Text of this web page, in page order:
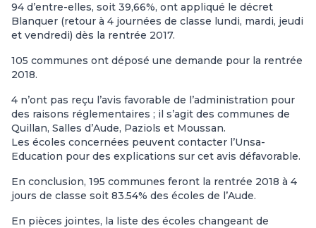
94 d’entre-elles, soit 39,66%, ont appliqué le décret
Blanquer (retour à 4 journées de classe lundi, mardi, jeudi
et vendredi) dès la rentrée 2017.
105 communes ont déposé une demande pour la rentrée
2018.
4 n’ont pas reçu l’avis favorable de l’administration pour
des raisons réglementaires ; il s’agit des communes de
Quillan, Salles d’Aude, Paziols et Moussan.
Les écoles concernées peuvent contacter l’Unsa-
Education pour des explications sur cet avis défavorable.
En conclusion, 195 communes feront la rentrée 2018 à 4
jours de classe soit 83.54% des écoles de l’Aude.
En pièces jointes, la liste des écoles changeant de